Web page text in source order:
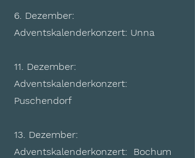
6. Dezember:
Adventskalenderkonzert: Unna
11. Dezember:
Adventskalenderkonzert:
Puschendorf
13. Dezember:
Adventskalenderkonzert: Bochum